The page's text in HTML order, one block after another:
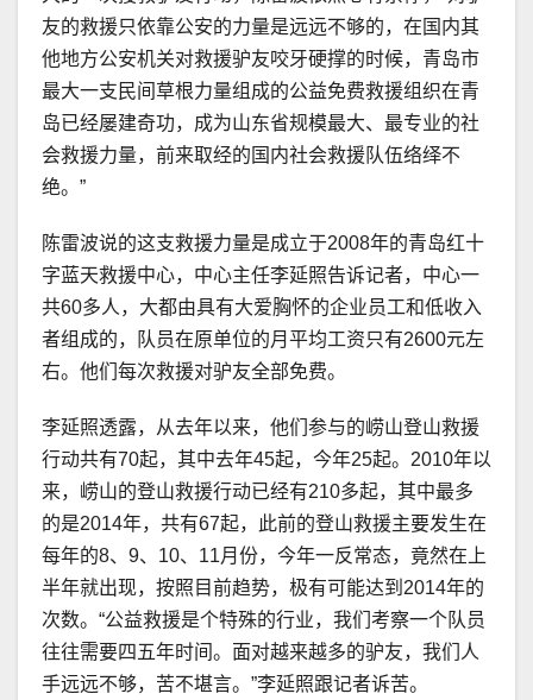
友的救援只依靠公安的力量是远远不够的，在国内其
他地方公安机关对救援驴友咬牙硬撑的时候，青岛市
最大一支民间草根力量组成的公益免费救援组织在青
岛已经屡建奇功，成为山东省规模最大、最专业的社
会救援力量，前来取经的国内社会救援队伍络绎不
绝。”
陈雷波说的这支救援力量是成立于2008年的青岛红十
字蓝天救援中心，中心主任李延照告诉记者，中心一
共60多人，大都由具有大爱胸怀的企业员工和低收入
者组成的，队员在原单位的月平均工资只有2600元左
右。他们每次救援对驴友全部免费。
李延照透露，从去年以来，他们参与的崂山登山救援
行动共有70起，其中去年45起，今年25起。2010年以
来，崂山的登山救援行动已经有210多起，其中最多
的是2014年，共有67起，此前的登山救援主要发生在
每年的8、9、10、11月份，今年一反常态，竟然在上
半年就出现，按照目前趋势，极有可能达到2014年的
次数。“公益救援是个特殊的行业，我们考察一个队员
往往需要四五年时间。面对越来越多的驴友，我们人
手远远不够，苦不堪言。”李延照跟记者诉苦。